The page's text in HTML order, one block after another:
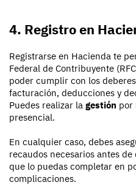
4. Registro en
Registrarse en Hacienda te
Federal de Contribuyente
poder cumplir con los
facturación, deducciones y
Puedes realizar la gestión por
presencial.
En cualquier caso, debes
recaudos necesarios antes
que lo puedas completar en
complicaciones.